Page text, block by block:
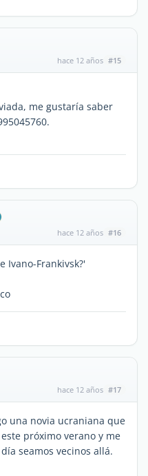
hace 12 años #15
me gustaría saber
hace 12 años #16
Ivano-Frankivsk?'
hace 12 años #17
una novia ucraniana que
próximo verano y me
seamos vecinos allá.